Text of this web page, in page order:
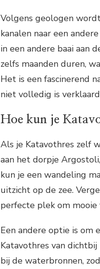
Volgens geologen
kanalen naar een
in een andere baai aan
zelfs maanden duren,
Het is een fascinerend
niet volledig is
Hoe kun je
Als je Katavothres zelf
aan het dorpje
kun je een wandeling
uitzicht op de zee.
perfecte plek om mooie
Een andere optie is om
Katavothres van
bij de waterbronnen,